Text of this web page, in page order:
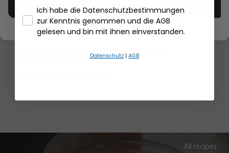
PRIMELINE im Alltag?
All recipes
- Händlerbund About Us
Ich habe die Datenschutzbestimmungen
zur Kenntnis genommen und die AGB
gelesen und bin mit ihnen einverstanden.
Datenschutz | AGB